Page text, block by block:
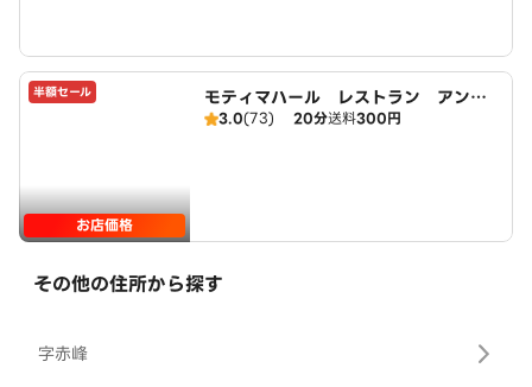
半額セール
お店価格
モティマハール レストラン アンド
バー
3.0(73) 20分送料300円
その他の住所から探す
字赤峰